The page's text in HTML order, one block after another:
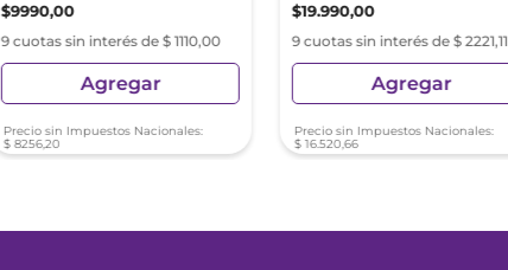
$9990,00
9 cuotas sin interés de $ 1110,00
Agregar
Precio sin Impuestos Nacionales:
$ 8256,20
$19.990,00
9 cuotas sin interés de $ 2221,11
Agregar
Precio sin Impuestos Nacionales:
$ 16.520,66